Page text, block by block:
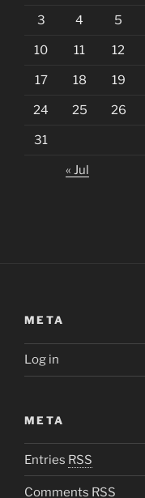
3 4 5
10 11 12
17 18 19
24 25 26
31
« Jul
META
Log in
META
Entries RSS
Comments RSS